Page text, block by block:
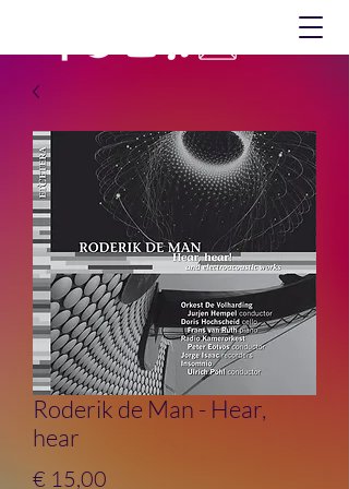
Roderik de Man - Hear,
hear
€ 15,00